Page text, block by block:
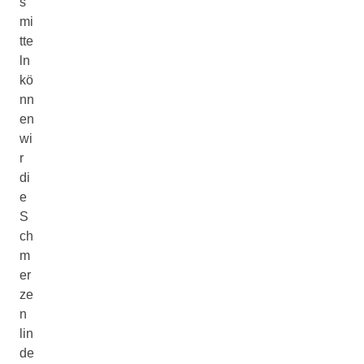
mi
tte
ln
kö
nn
en
wi
r
di
e
S
ch
m
er
ze
n
lin
de